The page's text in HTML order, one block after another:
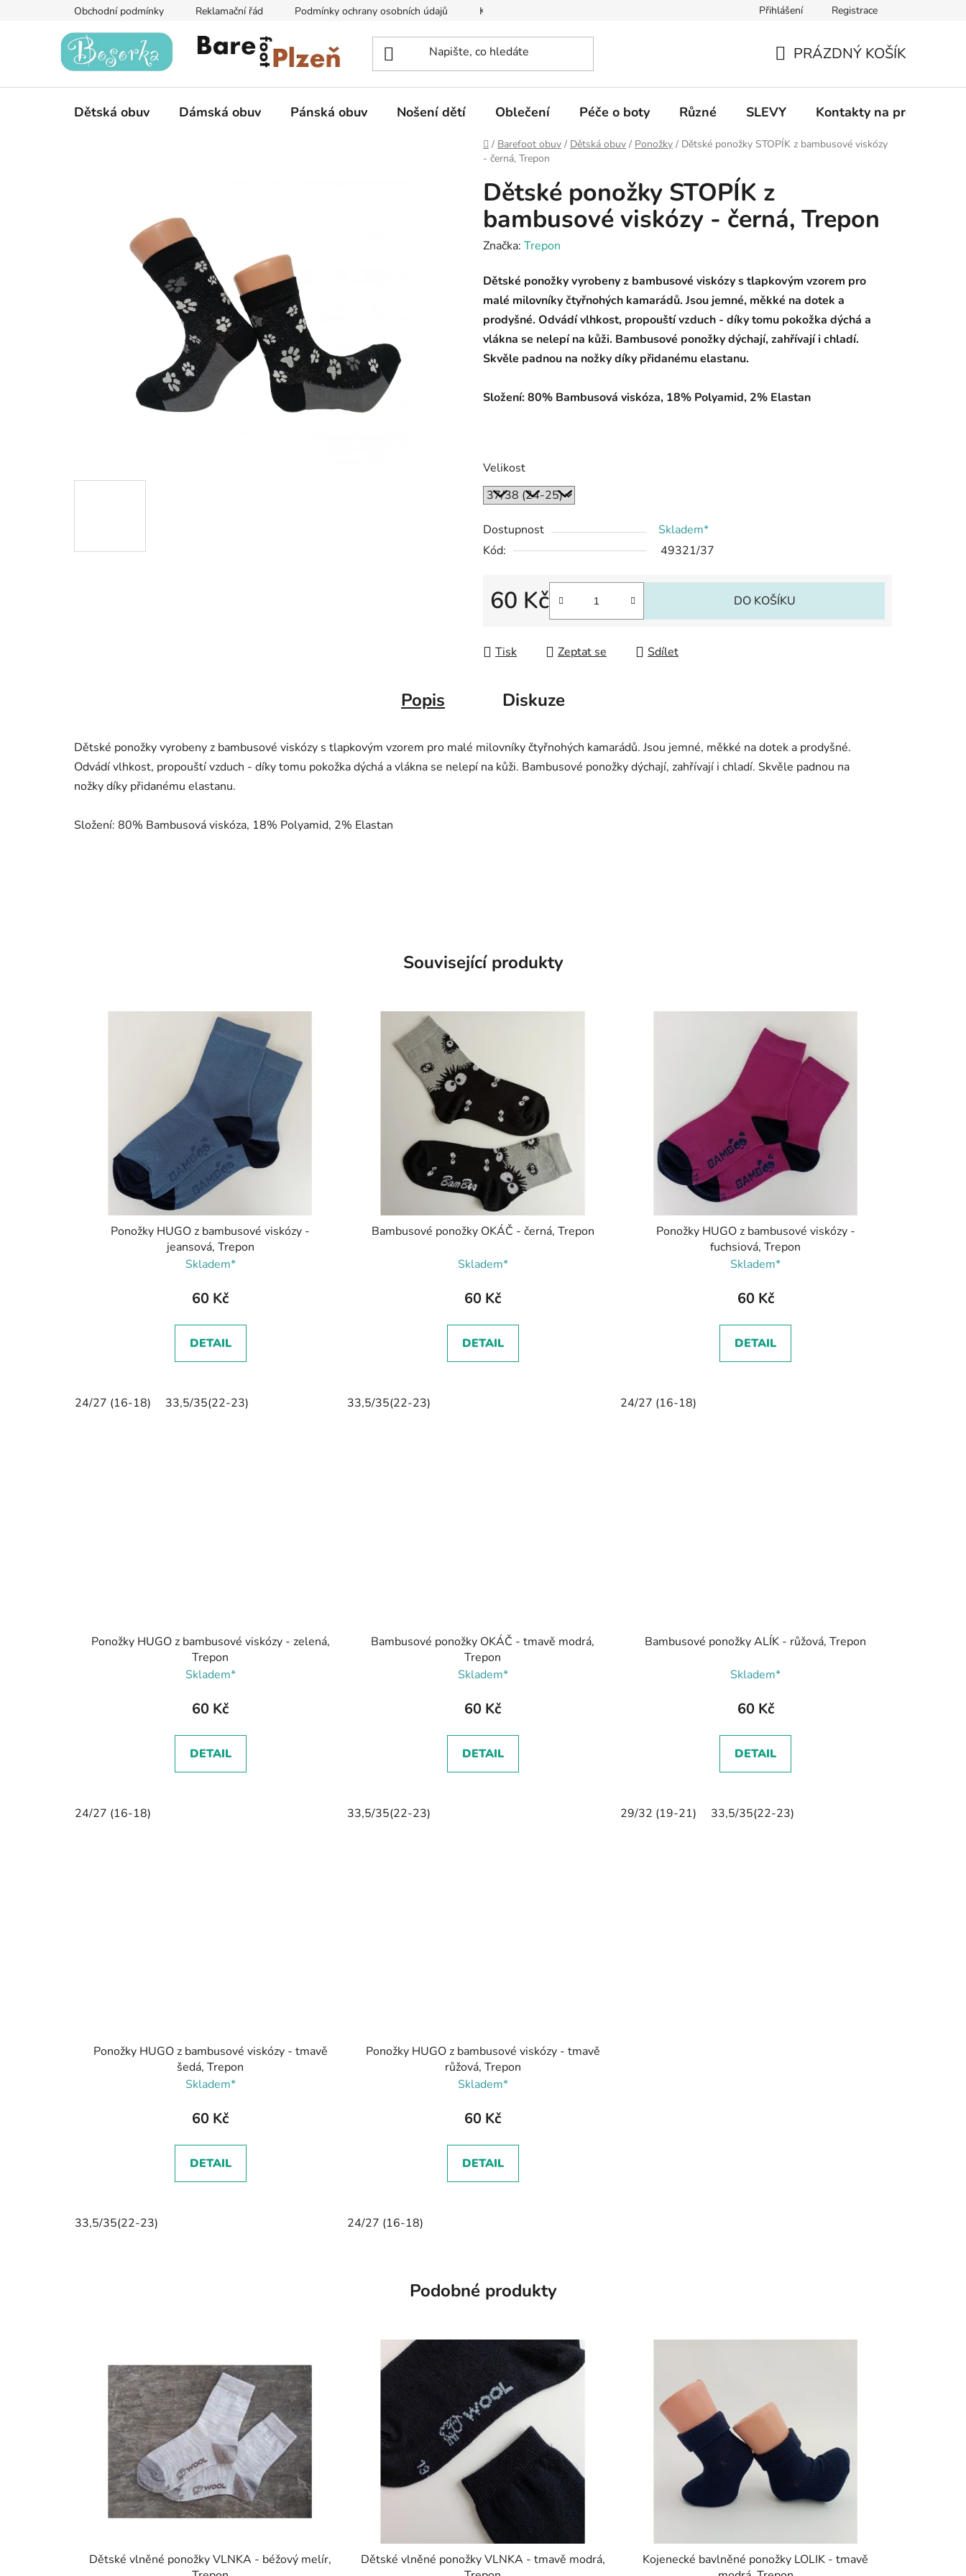
Obchodní podmínky Reklamační řád Podmínky ochrany osobních údajů Kontakty na prodejny Informace k on-line platbám Odstoupení od
Přihlášení Registrace
KOŠÍK
PRÁZDNÝ KOŠÍK
Dětská obuv Dámská obuv Pánská obuv Nošení dětí Oblečení Péče o boty Různé SLEVY Kontakty na prodejny
Domů
/ Barefoot obuv / Dětská obuv / Ponožky / Dětské ponožky STOPÍK z bambusové viskózy
- černá, Trepon
Dětské ponožky STOPÍK z
bambusové viskózy - černá, Trepon
Značka: Trepon
Dětské ponožky vyrobeny z bambusové viskózy s tlapkovým vzorem pro
malé milovníky čtyřnohých kamarádů. Jsou jemné, měkké na dotek a
prodyšné. Odvádí vlhkost, propouští vzduch - díky tomu pokožka dýchá a
vlákna se nelepí na kůži. Bambusové ponožky dýchají, zahřívají i chladí.
Skvěle padnou na nožky díky přidanému elastanu.
Složení: 80% Bambusová viskóza, 18% Polyamid, 2% Elastan
Velikost
Dostupnost
Skladem*
Kód:
49321/37
60 Kč
Měrná cena:
DO KOŠÍKU
Tisk Zeptat se Sdílet
Popis Diskuze
Dětské ponožky vyrobeny z bambusové viskózy s tlapkovým vzorem pro malé milovníky čtyřnohých kamarádů. Jsou jemné, měkké na dotek a prodyšné.
Odvádí vlhkost, propouští vzduch - díky tomu pokožka dýchá a vlákna se nelepí na kůži. Bambusové ponožky dýchají, zahřívají i chladí. Skvěle padnou na
nožky díky přidanému elastanu.
Složení: 80% Bambusová viskóza, 18% Polyamid, 2% Elastan
Související produkty
Ponožky HUGO z bambusové viskózy -
jeansová, Trepon
Skladem*
60 Kč
DETAIL
24/27 (16-18) 33,5/35(22-23)
Bambusové ponožky OKÁČ - černá, Trepon
Skladem*
60 Kč
DETAIL
33,5/35(22-23)
Ponožky HUGO z bambusové viskózy -
fuchsiová, Trepon
Skladem*
60 Kč
DETAIL
24/27 (16-18)
Ponožky HUGO z bambusové viskózy - zelená,
Trepon
Skladem*
60 Kč
DETAIL
24/27 (16-18)
Bambusové ponožky OKÁČ - tmavě modrá,
Trepon
Skladem*
60 Kč
DETAIL
33,5/35(22-23)
Bambusové ponožky ALÍK - růžová, Trepon
Skladem*
60 Kč
DETAIL
29/32 (19-21) 33,5/35(22-23)
Ponožky HUGO z bambusové viskózy - tmavě
šedá, Trepon
Skladem*
60 Kč
DETAIL
33,5/35(22-23)
Ponožky HUGO z bambusové viskózy - tmavě
růžová, Trepon
Skladem*
60 Kč
DETAIL
24/27 (16-18)
Podobné produkty
Dětské vlněné ponožky VLNKA - béžový melír,
Dětské vlněné ponožky VLNKA - tmavě modrá,
Kojenecké bavlněné ponožky LOLIK - tmavě